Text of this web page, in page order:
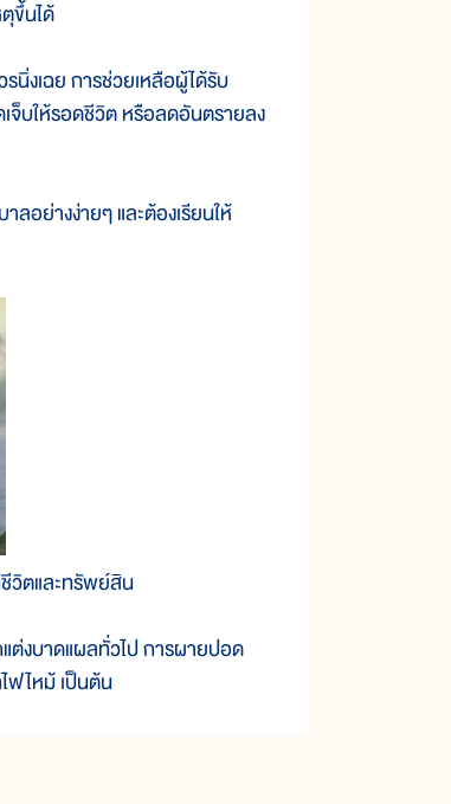
ขึ้นได้
นิ่งเฉย การช่วยเหลือผู้ได้รับ
จ็บให้รอดชีวิต หรือลดอันตรายลง
ย่างง่ายๆ และต้องเรียนให้
วิตและทรัพย์สิน
งบาดแผลทั่วไป การผายปอด
ฟไหม้ เป็นต้น